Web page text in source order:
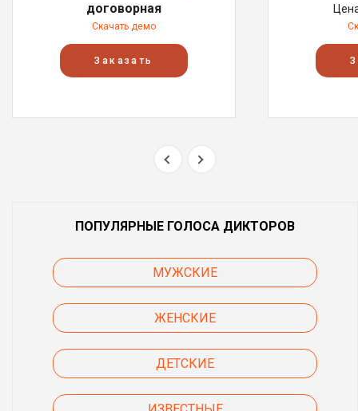
договорная
Скачать демо
Заказать
ПОПУЛЯРНЫЕ ГОЛОСА ДИКТОРОВ
МУЖСКИЕ
ЖЕНСКИЕ
ДЕТСКИЕ